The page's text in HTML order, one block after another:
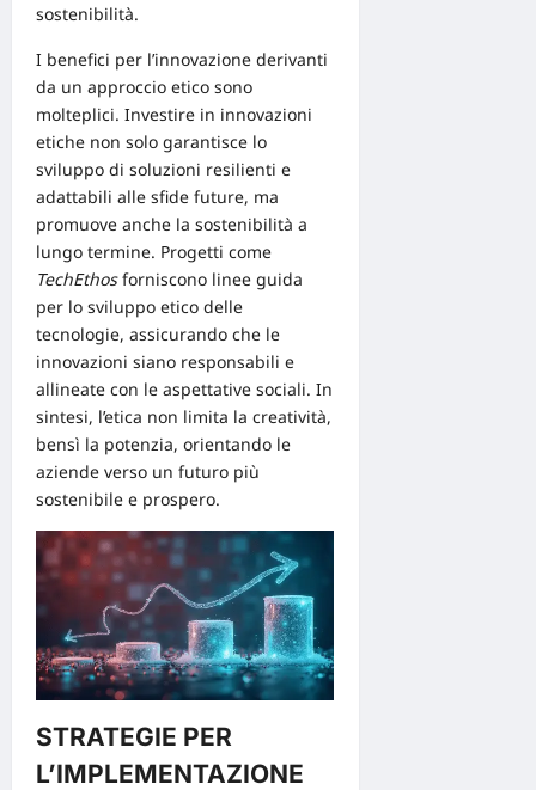
sostenibilità.
I benefici per l’innovazione derivanti
da un approccio etico sono
molteplici. Investire in innovazioni
etiche non solo garantisce lo
sviluppo di soluzioni resilienti e
adattabili alle sfide future, ma
promuove anche la sostenibilità a
lungo termine. Progetti come
TechEthosforniscono linee guida
per lo sviluppo etico delle
tecnologie, assicurando che le
innovazioni siano responsabili e
allineate con le aspettative sociali. In
sintesi, l’etica non limita la creatività,
bensì la potenzia, orientando le
aziende verso un futuro più
sostenibile e prospero.
STRATEGIE PER
L’IMPLEMENTAZIONE